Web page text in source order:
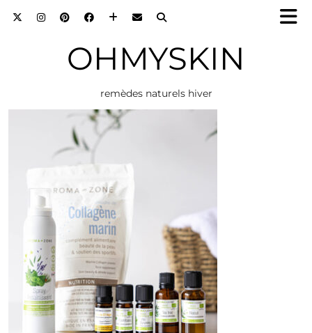
OHMYSKIN
remèdes naturels hiver